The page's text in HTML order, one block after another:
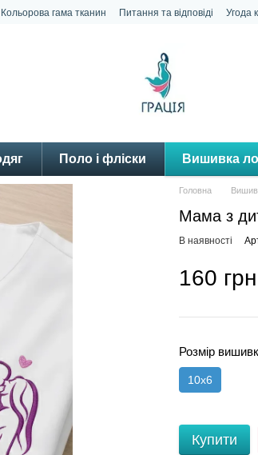
Кольорова гама тканин Питання та відповіді Угода
Поло і фліски Вишивка
Головна
Мама з
В наявності
160 грн
Розмір
10x6
Купити